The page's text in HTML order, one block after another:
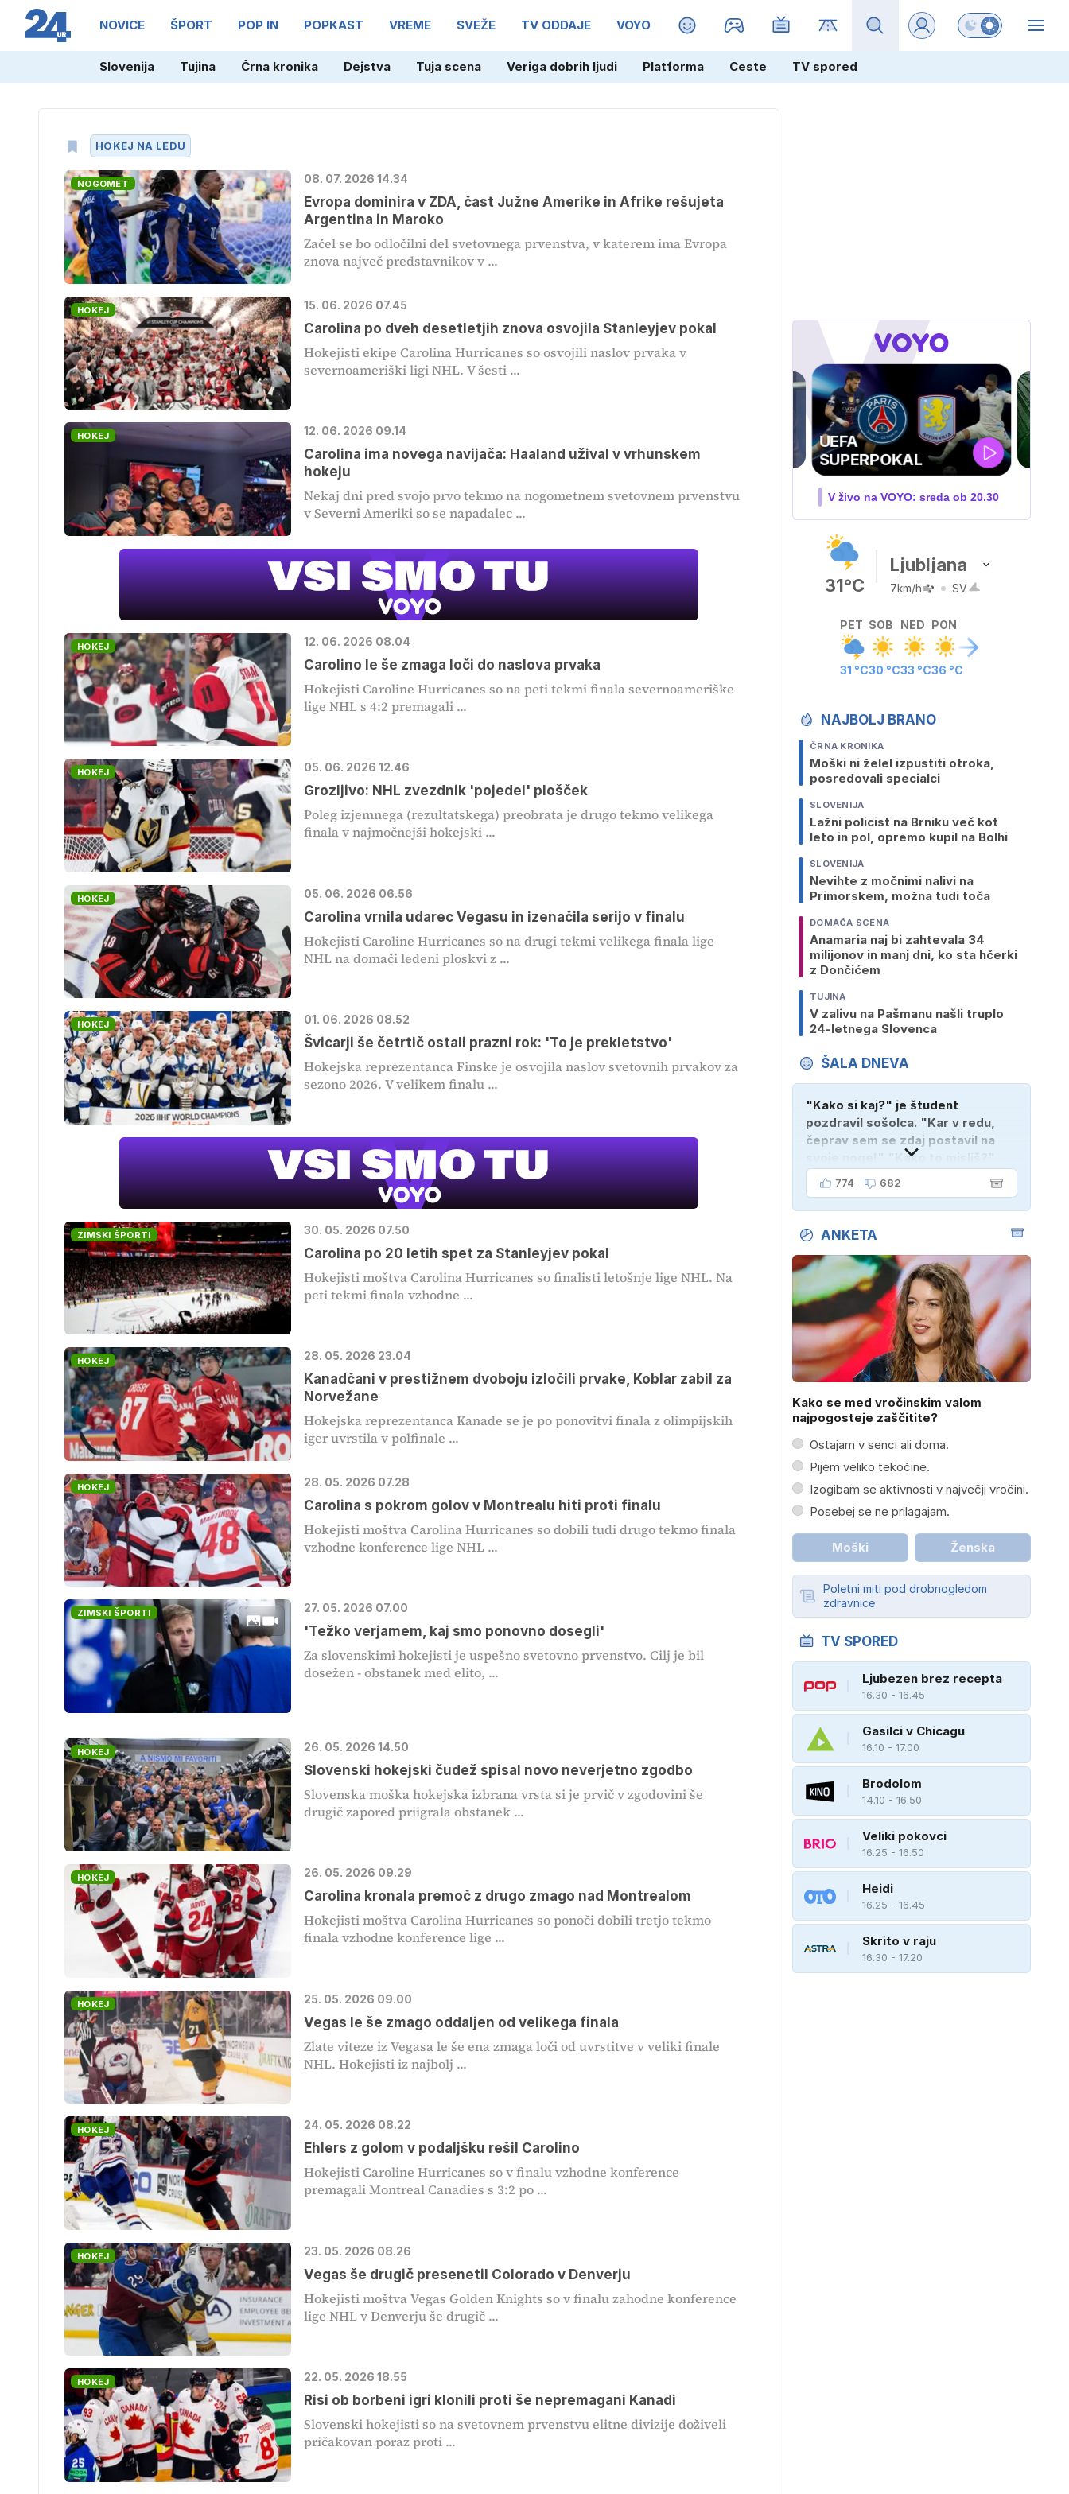
NOVICE ŠPORT POP IN POPKAST VREME SVEŽE TV ODDAJE VOYO MAGAZIN Preklopi barvni
Slovenija Tujina Črna kronika Dejstva Tuja scena Veriga dobrih ljudi Platforma Ceste TV spored
HOKEJ NA LEDU
NOGOMET 08. 07. 2026 14.34
Evropa dominira v ZDA, čast Južne Amerike in Afrike rešujeta
Argentina in Maroko
Začel se bo odločilni del svetovnega prvenstva, v katerem ima Evropa
znova največ predstavnikov v ...
HOKEJ 15. 06. 2026 07.45
Carolina po dveh desetletjih znova osvojila Stanleyjev pokal
Hokejisti ekipe Carolina Hurricanes so osvojili naslov prvaka v
severnoameriški ligi NHL. V šesti ...
HOKEJ 12. 06. 2026 09.14
Carolina ima novega navijača: Haaland užival v vrhunskem
hokeju
Nekaj dni pred svojo prvo tekmo na nogometnem svetovnem prvenstvu
v Severni Ameriki so se napadalec ...
HOKEJ 12. 06. 2026 08.04
Carolino le še zmaga loči do naslova prvaka
Hokejisti Caroline Hurricanes so na peti tekmi finala severnoameriške
lige NHL s 4:2 premagali ...
HOKEJ 05. 06. 2026 12.46
Grozljivo: NHL zvezdnik 'pojedel' plošček
Poleg izjemnega (rezultatskega) preobrata je drugo tekmo velikega
finala v najmočnejši hokejski ...
HOKEJ 05. 06. 2026 06.56
Carolina vrnila udarec Vegasu in izenačila serijo v finalu
Hokejisti Caroline Hurricanes so na drugi tekmi velikega finala lige
NHL na domači ledeni ploskvi z ...
HOKEJ 01. 06. 2026 08.52
Švicarji še četrtič ostali prazni rok: 'To je prekletstvo'
Hokejska reprezentanca Finske je osvojila naslov svetovnih prvakov za
sezono 2026. V velikem finalu ...
ZIMSKI ŠPORTI 30. 05. 2026 07.50
Carolina po 20 letih spet za Stanleyjev pokal
Hokejisti moštva Carolina Hurricanes so finalisti letošnje lige NHL. Na
peti tekmi finala vzhodne ...
HOKEJ 28. 05. 2026 23.04
Kanadčani v prestižnem dvoboju izločili prvake, Koblar zabil za
Norvežane
Hokejska reprezentanca Kanade se je po ponovitvi finala z olimpijskih
iger uvrstila v polfinale ...
HOKEJ 28. 05. 2026 07.28
Carolina s pokrom golov v Montrealu hiti proti finalu
Hokejisti moštva Carolina Hurricanes so dobili tudi drugo tekmo finala
vzhodne konference lige NHL ...
ZIMSKI ŠPORTI 27. 05. 2026 07.00
'Težko verjamem, kaj smo ponovno dosegli'
Za slovenskimi hokejisti je uspešno svetovno prvenstvo. Cilj je bil
dosežen - obstanek med elito, ...
HOKEJ 26. 05. 2026 14.50
Slovenski hokejski čudež spisal novo neverjetno zgodbo
Slovenska moška hokejska izbrana vrsta si je prvič v zgodovini še
drugič zapored priigrala obstanek ...
HOKEJ 26. 05. 2026 09.29
Carolina kronala premoč z drugo zmago nad Montrealom
Hokejisti moštva Carolina Hurricanes so ponoči dobili tretjo tekmo
finala vzhodne konference lige ...
HOKEJ 25. 05. 2026 09.00
Vegas le še zmago oddaljen od velikega finala
Zlate viteze iz Vegasa le še ena zmaga loči od uvrstitve v veliki finale
NHL. Hokejisti iz najbolj ...
HOKEJ 24. 05. 2026 08.22
Ehlers z golom v podaljšku rešil Carolino
Hokejisti Caroline Hurricanes so v finalu vzhodne konference
premagali Montreal Canadies s 3:2 po ...
HOKEJ 23. 05. 2026 08.26
Vegas še drugič presenetil Colorado v Denverju
Hokejisti moštva Vegas Golden Knights so v finalu zahodne konference
lige NHL v Denverju še drugič ...
HOKEJ 22. 05. 2026 18.55
Risi ob borbeni igri klonili proti še nepremagani Kanadi
Slovenski hokejisti so na svetovnem prvenstvu elitne divizije doživeli
pričakovan poraz proti ...
SUPERPOKAL
V živo na VOYO: sreda ob 20.30
31°C
Ljubljana
7km/h SV
PET
31 °C
SOB
30 °C
NED
33 °C
PON
36 °C
NAJBOLJ BRANO
ČRNA KRONIKA
Moški ni želel izpustiti otroka,
posredovali specialci
SLOVENIJA
Lažni policist na Brniku več kot
leto in pol, opremo kupil na Bolhi
SLOVENIJA
Nevihte z močnimi nalivi na
Primorskem, možna tudi toča
DOMAČA SCENA
Anamaria naj bi zahtevala 34
milijonov in manj dni, ko sta hčerki
z Dončićem
TUJINA
V zalivu na Pašmanu našli truplo
24-letnega Slovenca
ŠALA DNEVA
"Kako si kaj?" je študent
pozdravil sošolca. "Kar v redu,
čeprav sem se zdaj postavil na
svoje noge!" "Kako to misliš?"
"Oče mi je vzel avto!"
774 682
ANKETA
Kako se med vročinskim valom
najpogosteje zaščitite?
Ostajam v senci ali doma.
Pijem veliko tekočine.
Izogibam se aktivnosti v največji vročini.
Posebej se ne prilagajam.
Moški Ženska
Poletni miti pod drobnogledom
zdravnice
TV SPORED
Ljubezen brez recepta
16.30 - 16.45
Gasilci v Chicagu
16.10 - 17.00
Brodolom
14.10 - 16.50
Veliki pokovci
16.25 - 16.50
Heidi
16.25 - 16.45
Skrito v raju
16.30 - 17.20